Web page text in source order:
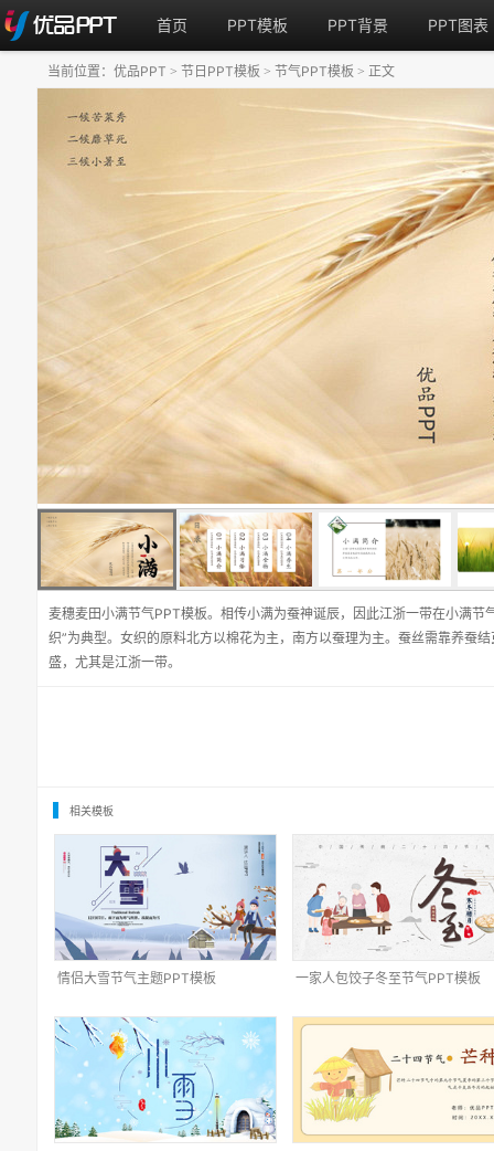
首页 PPT模板 PPT背景 PPT图表
麦穗麦田小满节气PPT模板。相传小满为蚕神诞辰，因此江浙一带在小满节
织”为典型。女织的原料北方以棉花为主，南方以蚕理为主。蚕丝需靠养蚕
盛，尤其是江浙一带。
当前位置： 优品PPT > 节日PPT模板 > 节气PPT模板 > 正文
相关模板
情侣大雪节气主题PPT模板 一家人包饺子冬至节气PPT模板